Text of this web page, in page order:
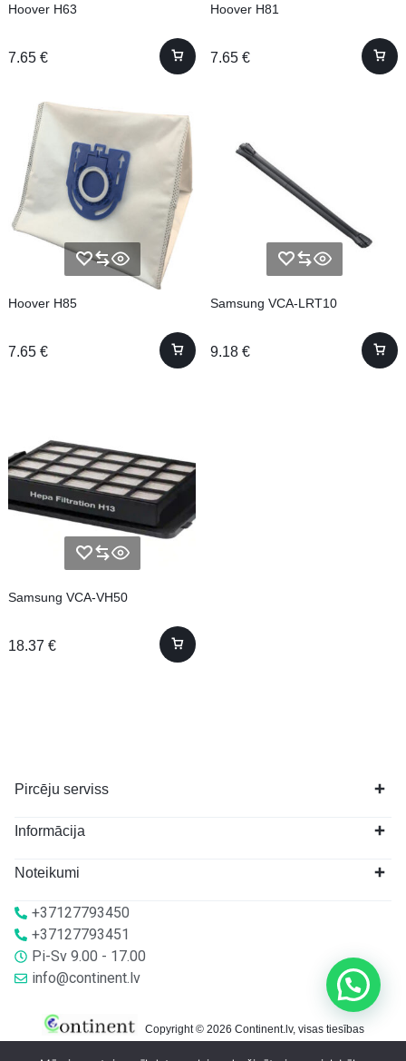
Hoover H63
7.65 €
Hoover H81
7.65 €
Hoover H85
7.65 €
Samsung VCA-LRT10
9.18 €
Samsung VCA-VH50
18.37 €
Pircēju serviss
Informācija
Noteikumi
+37127793450
+37127793451
Pi-Sv 9.00 - 17.00
info@continent.lv
Copyright © 2026 Continent.lv, visas tiesības